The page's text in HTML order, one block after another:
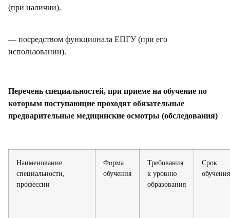
(при наличии).
— посредством функционала ЕПГУ (при его
использовании).
Перечень специальностей, при приеме на обучение по
которым поступающие проходят обязательные
предварительные медицинские осмотры (обследования)
Наименование
специальности,
профессии
Форма
обучения
Требования
к уровню
образования
Срок
обучения